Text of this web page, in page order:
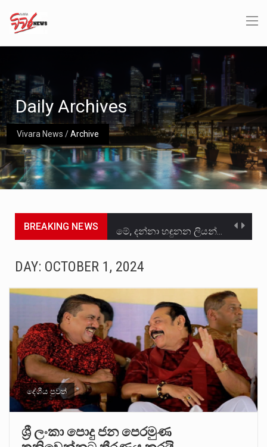
Vivara News /Archive
Daily Archives
BREAKING NEWS
උපරිමාධිකරණ විනිශ්චයකාරවරුන්ගේ හා ඉන් පහළ විනිශ්චයකාරවරුන්ගේ විශ්‍රාම වයස දීර්ඝ කිරීම සඳහා සකස් කර ඇති විසිදෙවන…
බන්ධනාගාර රැදවියන් 1,021 දෙනෙකු ඉකුත් වසර පහක කාලය තුලදී (2020 ජනවාරි 01 සිට 2025 දෙසැම්බර්…
මහර බන්ධනාගාරයේ අද ඇතිවූ සිද්ධියෙන් තුවාල ලැබූ බව කියන රැඳවියන් ගණන ඉහළ ගොස් තිබේ. ඒ…
අගෝස්තු මස දෙවන ඉරිදා ලිට් රූම් සූම් සංවාදය පැවැත්වෙන්නේ "කතා කරන මහ වැව" නම් නකතාවක්…
DAY: OCTOBER 1, 2024
දේශීය පුවත්
ශ්‍රී ලංකා පොදු ජන පෙරමුණ